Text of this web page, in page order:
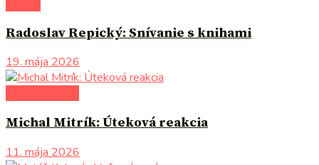
Radoslav Repický: Snívanie s knihami
19. mája 2026
Michal Mitrík: Úteková reakcia
11. mája 2026